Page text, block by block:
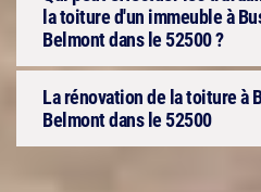
la toiture d'un immeuble à
Belmont dans le 52500 ?
La rénovation de la toiture à
Belmont dans le 52500